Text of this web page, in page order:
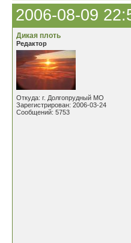
2006-08-09
Дикая плоть
Редактор
Откуда: г. Долгопрудный МО
Зарегистрирован: 2006-03-24
Сообщений: 5753